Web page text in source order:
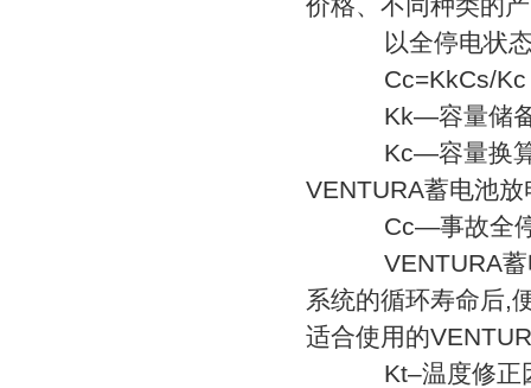
以全停电状态
Cc=KkCs/Kc
Kk—容量储备
Kc—容量换算
VENTURA蓄电池
Cc—事故全停
VENTURA蓄
系统的循环寿命后,
适合使用的
Kt–温度修正因